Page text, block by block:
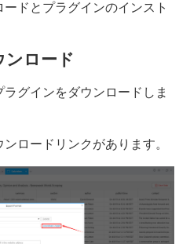
ドとプラグインのインスト
ンロード
グインをダウンロードしま
ロードリンクがあります。